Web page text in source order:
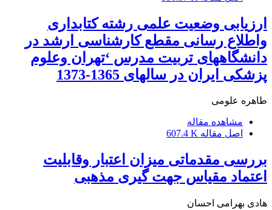
ارزیابی وضعیت علمی رشته کتابداری
واطلاع رسانی مقطع کارشناسی ارشد در
دانشگاههای تربیت مدرس ‘تهران وعلوم
پزشکی ایران در سالهای 1365-1373
طاهره علومی
مشاهده مقاله
اصل مقاله 607.4 K
بررسی مقدماتی میزان اعتبار وقابلیت
اعتماد مقیاس جهت گیری مذهبی
هادی بهرامی احسان